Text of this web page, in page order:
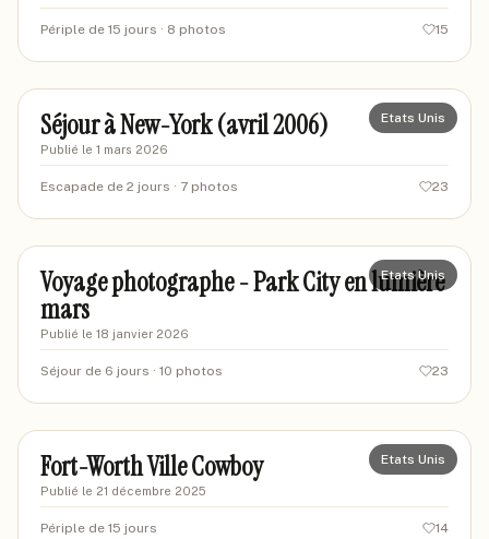
Périple de 15 jours · 8 photos 15
lefilsdu
Etats Unis
Séjour à New-York (avril 2006)
Publié le 1 mars 2026
Escapade de 2 jours · 7 photos 23
montagne-pixel
Etats Unis
Voyage photographe - Park City en lumière
mars
Publié le 18 janvier 2026
Séjour de 6 jours · 10 photos 23
Artevy
Etats Unis
Fort-Worth Ville Cowboy
Publié le 21 décembre 2025
Périple de 15 jours 14